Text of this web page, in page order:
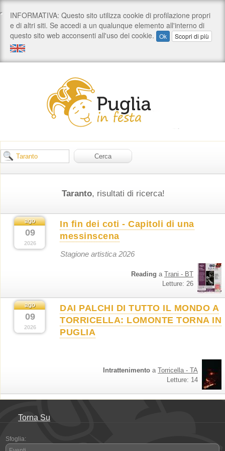
Taranto, risultati di ricerca!
ago
09
2026
In fin dei coti - Capitoli di una
messinscena
Stagione artistica 2026
Reading a Trani - BT
Letture: 26
ago
09
2026
DAI PALCHI DI TUTTO IL MONDO A
TORRICELLA: LOMONTE TORNA IN
PUGLIA
Intrattenimento a Torricella - TA
Letture: 14
Torna Su
Sfoglia: